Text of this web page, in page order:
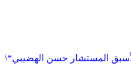
المستشار حسن الهضيبي*\